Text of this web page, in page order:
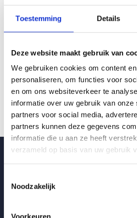
Toestemming Details
Deze website maakt gebruik van
We gebruiken cookies om content
personaliseren, om functies voor
en om ons websiteverkeer te
informatie over uw gebruik van onze
partners voor social media,
partners kunnen deze gegevens
informatie die u aan ze heeft
verzameld op basis van uw gebruik
Noodzakelijk
Voorkeuren